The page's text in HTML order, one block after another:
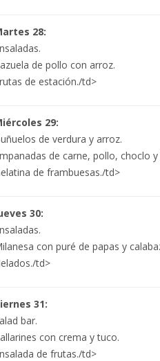
28:
de pollo con arroz.
de estación./td>
29:
de verdura y arroz.
de carne, pollo, choclo
de frambuesas./td>
30:
con puré de papas y
td>
31:
bar.
con crema y tuco.
de frutas./td>